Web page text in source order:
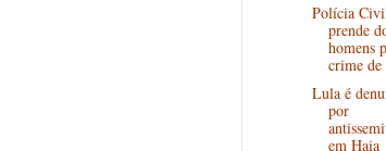
Polícia
prende
homens
crime
Lula é
por
em Haia